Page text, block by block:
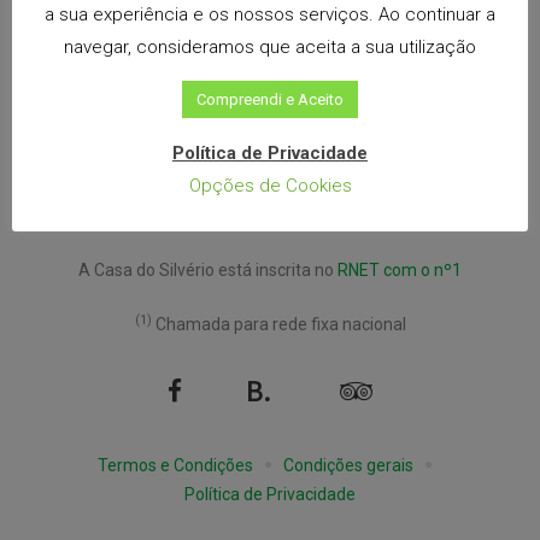
A Casa do Silvério está inscrita no RNET com o nº1
(1) Chamada para rede fixa nacional
Facebook Booking Tripadvisor
Termos e Condições
Condições gerais
Política de Privacidade
a sua experiência e os nossos serviços. Ao continuar a
navegar, consideramos que aceita a sua utilização
Compreendi e Aceito
Política de Privacidade
Opções de Cookies